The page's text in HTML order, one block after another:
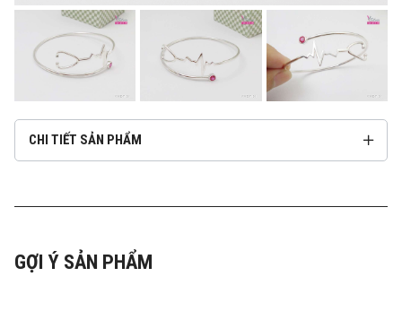
CHI TIẾT SẢN PHẨM
GỢI Ý SẢN PHẨM